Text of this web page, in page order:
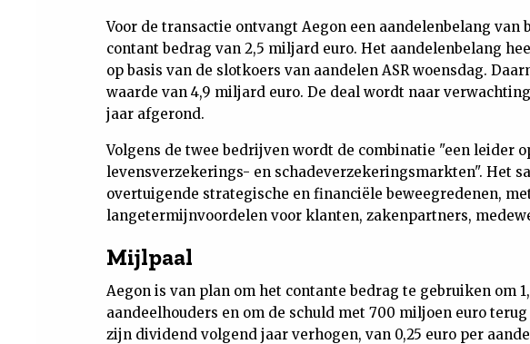
Voor de transactie ontvangt Aegon een aandelenbelang van
contant bedrag van 2,5 miljard euro. Het aandelenbelang
op basis van de slotkoers van aandelen ASR woensdag.
waarde van 4,9 miljard euro. De deal wordt naar
jaar afgerond.
Volgens de twee bedrijven wordt de combinatie "een leider
levensverzekerings- en schadeverzekeringsmarkten". Het
overtuigende strategische en financiële beweegredenen,
langetermijnvoordelen voor klanten, zakenpartners,
Mijlpaal
Aegon is van plan om het contante bedrag te gebruiken om
aandeelhouders en om de schuld met 700 miljoen euro
zijn dividend volgend jaar verhogen, van 0,25 euro per